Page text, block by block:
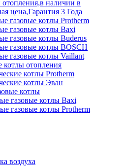
отопления,в наличии в
цена,Гарантия 3 Года
газовые котлы Protherm
газовые котлы Baxi
газовые котлы Buderus
газовые котлы BOSCH
газовые котлы Vaillant
котлы отопления
котлы Protherm
котлы Эван
котлы
газовые котлы Baxi
газовые котлы Protherm
воздуха